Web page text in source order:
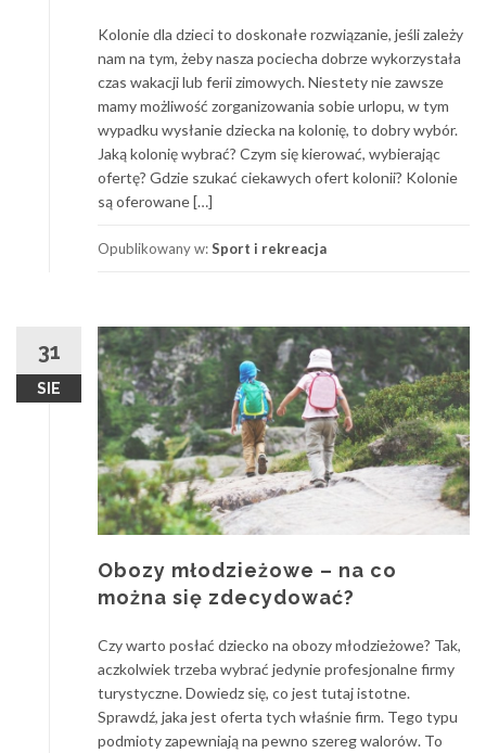
Kolonie dla dzieci to doskonałe rozwiązanie, jeśli zależy
nam na tym, żeby nasza pociecha dobrze wykorzystała
czas wakacji lub ferii zimowych. Niestety nie zawsze
mamy możliwość zorganizowania sobie urlopu, w tym
wypadku wysłanie dziecka na kolonię, to dobry wybór.
Jaką kolonię wybrać? Czym się kierować, wybierając
ofertę? Gdzie szukać ciekawych ofert kolonii? Kolonie
są oferowane […]
Opublikowany w:Sport i rekreacja
31
SIE
Obozy młodzieżowe – na co
można się zdecydować?
Czy warto posłać dziecko na obozy młodzieżowe? Tak,
aczkolwiek trzeba wybrać jedynie profesjonalne firmy
turystyczne. Dowiedz się, co jest tutaj istotne.
Sprawdź, jaka jest oferta tych właśnie firm. Tego typu
podmioty zapewniają na pewno szereg walorów. To